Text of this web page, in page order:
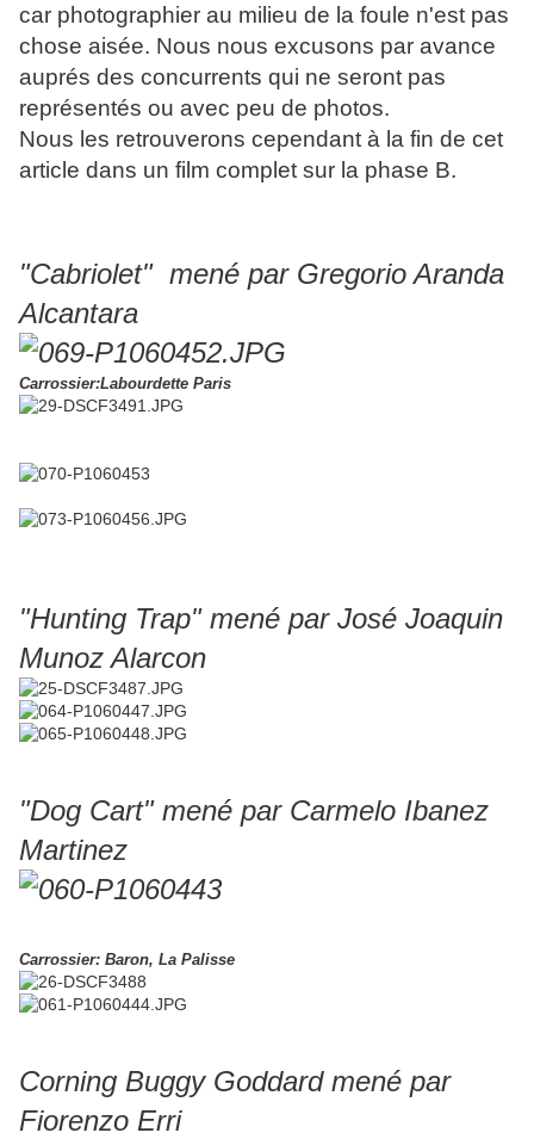
car photographier au milieu de la foule n'est pas
chose aisée. Nous nous excusons par avance
auprés des concurrents qui ne seront pas
représentés ou avec peu de photos.
Nous les retrouverons cependant à la fin de cet
article dans un film complet sur la phase B.
"Cabriolet" mené par Gregorio Aranda
Alcantara
Carrossier:Labourdette Paris
"Hunting Trap" mené par José Joaquin
Munoz Alarcon
"Dog Cart" mené par Carmelo Ibanez
Martinez
Carrossier: Baron, La Palisse
Corning Buggy Goddard mené par
Fiorenzo Erri